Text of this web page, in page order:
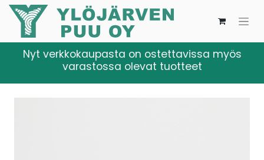
Nyt verkkokaupasta on ostettavissa myös
varastossa olevat tuotteet